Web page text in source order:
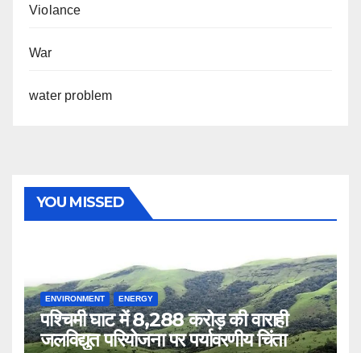
Violance
War
water problem
YOU MISSED
ENVIRONMENT ENERGY
पश्चिमी घाट में 8,288 करोड़ की वाराही
जलविद्युत परियोजना पर पर्यावरणीय चिंता